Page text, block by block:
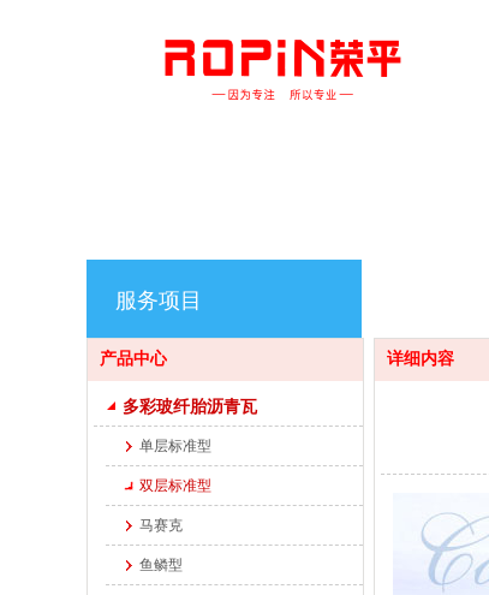
服务项目
产品中心
多彩玻纤胎沥青瓦
单层标准型
双层标准型
马赛克
鱼鳞型
详细内容